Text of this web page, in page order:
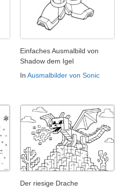
Einfaches Ausmalbild von
Shadow dem Igel
In Ausmalbilder von Sonic
Der riesige Drache